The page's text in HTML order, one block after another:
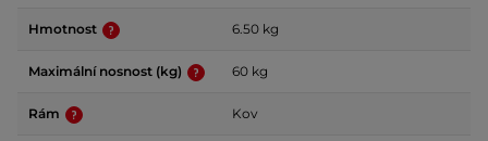
Hmotnost 6.50 kg
Maximální nosnost (kg) 60 kg
Rám Kov